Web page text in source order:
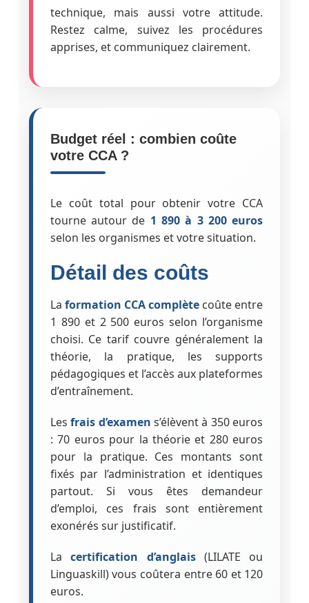
technique, mais aussi votre attitude.
Restez calme, suivez les procédures
apprises, et communiquez clairement.
Budget réel : combien coûte
votre CCA ?
Le coût total pour obtenir votre CCA
tourne autour de 1 890 à 3 200 euros
selon les organismes et votre situation.
Détail des coûts
La formation CCA complète coûte entre
1 890 et 2 500 euros selon l’organisme
choisi. Ce tarif couvre généralement la
théorie, la pratique, les supports
pédagogiques et l’accès aux plateformes
d’entraînement.
Lesfrais d’examen s’élèvent à 350 euros
: 70 euros pour la théorie et 280 euros
pour la pratique. Ces montants sont
fixés par l’administration et identiques
partout. Si vous êtes demandeur
d’emploi, ces frais sont entièrement
exonérés sur justificatif.
Lacertification d’anglais(LILATE ou
Linguaskill) vous coûtera entre 60 et 120
euros.